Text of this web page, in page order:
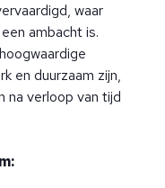
waar
ambacht is.
en duurzaam zijn,
na verloop van tijd